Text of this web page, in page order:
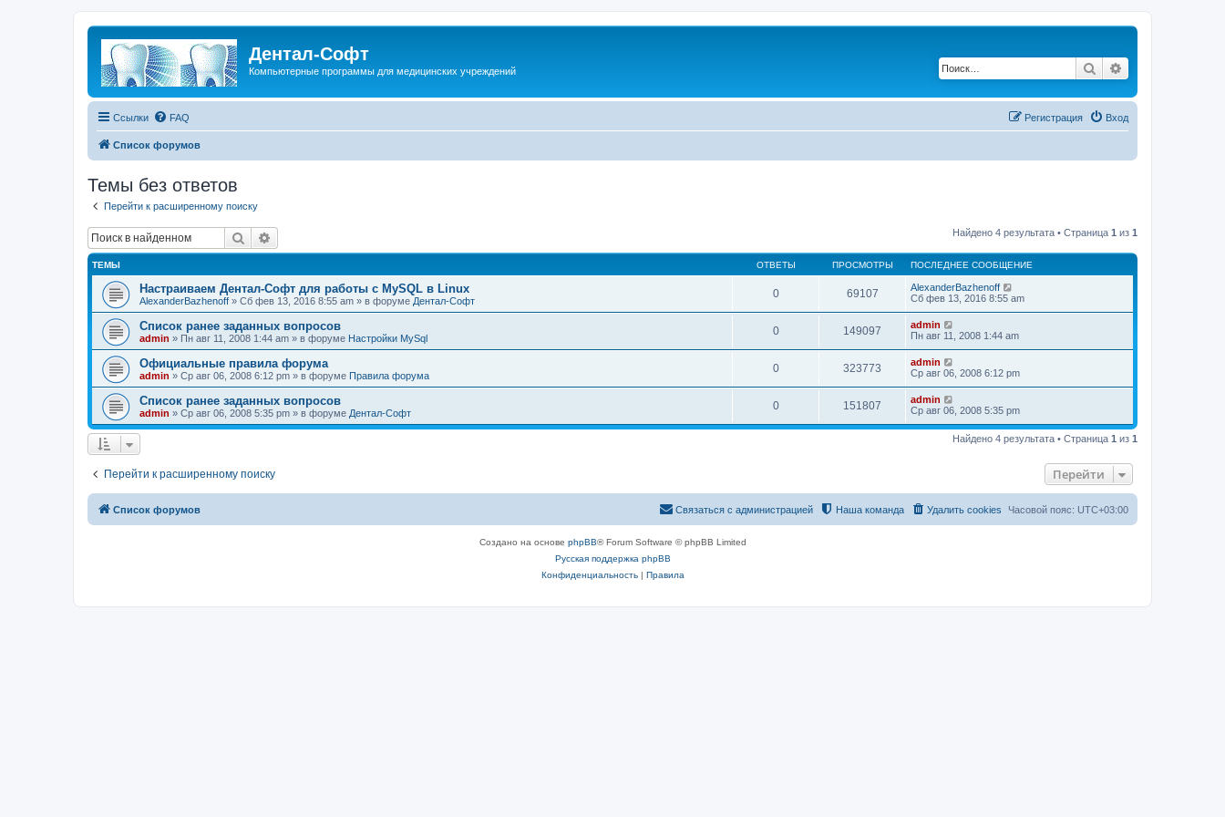
Дентал-Софт
Компьютерные программы для медицинских учреждений Поиск
Ссылки FAQ Вход
Регистрация
Список форумов
Темы без ответов
Перейти к расширенному поиску
Поиск Найдено 4 результата • Страница 1 из 1
ТЕМЫ ОТВЕТЫ ПРОСМОТРЫ ПОСЛЕДНЕЕ СООБЩЕНИЕ
Настраиваем Дентал-Софт для работы с MySQL в Linux
AlexanderBazhenoff » Сб фев 13, 2016 8:55 am » в форуме Дентал-Софт
0 69107
AlexanderBazhenoff
Сб фев 13, 2016 8:55 am
Список ранее заданных вопросов
admin » Пн авг 11, 2008 1:44 am » в форуме Настройки MySql
0 149097
admin
Пн авг 11, 2008 1:44 am
Официальные правила форума
admin » Ср авг 06, 2008 6:12 pm » в форуме Правила форума
0 323773
admin
Ср авг 06, 2008 6:12 pm
Список ранее заданных вопросов
admin » Ср авг 06, 2008 5:35 pm » в форуме Дентал-Софт
0 151807
admin
Ср авг 06, 2008 5:35 pm
Найдено 4 результата • Страница 1 из 1
Перейти к расширенному поиску Перейти
Список форумов Часовой пояс: UTC+03:00
Удалить cookies
Наша команда
Связаться с администрацией
Создано на основе phpBB® Forum Software © phpBB Limited
Русская поддержка phpBB
Конфиденциальность| Правила